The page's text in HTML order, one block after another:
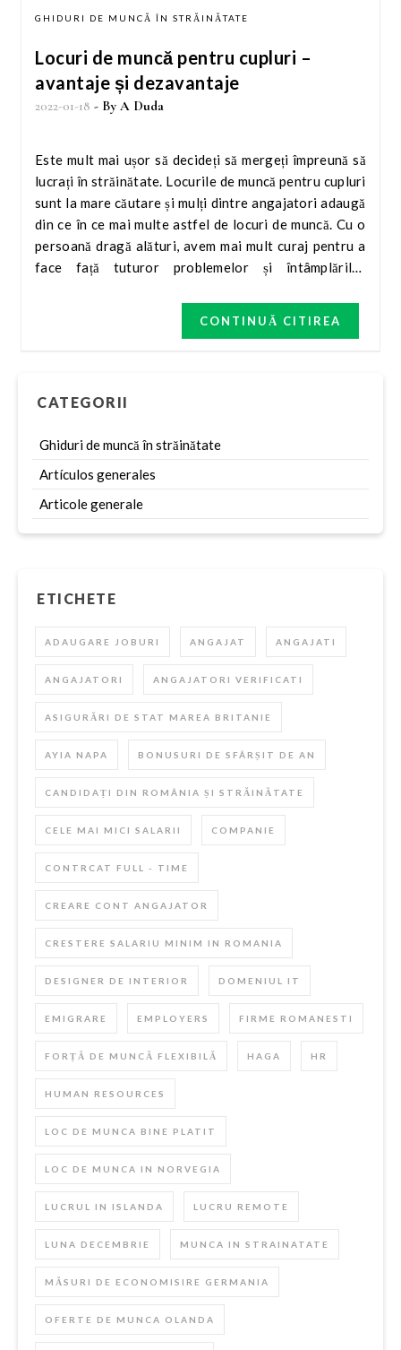
GHIDURI DE MUNCĂ ÎN STRĂINĂTATE
Locuri de muncă pentru cupluri –
avantaje și dezavantaje
2022-01-18 - By A Duda
Este mult mai ușor să decideți să mergeți împreună să
lucrați în străinătate. Locurile de muncă pentru cupluri
sunt la mare căutare și mulți dintre angajatori adaugă
din ce în ce mai multe astfel de locuri de muncă. Cu o
persoană dragă alături, avem mai mult curaj pentru a
face față tuturor problemelor și întâmplărilor
a forței…
CONTINUĂ CITIREA
CATEGORII
Ghiduri de muncă în străinătate
Artículos generales
Articole generale
ETICHETE
ADAUGARE JOBURI ANGAJAT ANGAJATI
ANGAJATORI ANGAJATORI VERIFICATI
ASIGURĂRI DE STAT MAREA BRITANIE
AYIA NAPA BONUSURI DE SFÂRȘIT DE AN
CANDIDAȚI DIN ROMÂNIA ȘI STRĂINĂTATE
CELE MAI MICI SALARII COMPANIE
CONTRCAT FULL - TIME
CREARE CONT ANGAJATOR
CRESTERE SALARIU MINIM IN ROMANIA
DESIGNER DE INTERIOR DOMENIUL IT
EMIGRARE EMPLOYERS FIRME ROMANESTI
FORȚĂ DE MUNCĂ FLEXIBILĂ HAGA HR
HUMAN RESOURCES
LOC DE MUNCA BINE PLATIT
LOC DE MUNCA IN NORVEGIA
LUCRUL IN ISLANDA LUCRU REMOTE
LUNA DECEMBRIE MUNCA IN STRAINATATE
MĂSURI DE ECONOMISIRE GERMANIA
OFERTE DE MUNCA OLANDA